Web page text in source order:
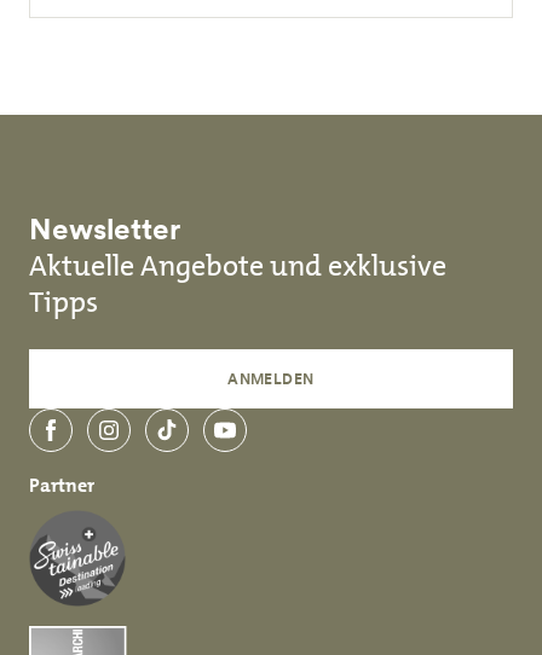
Newsletter
Aktuelle Angebote und exklusive
Tipps
ANMELDEN
FacebookInstagramTikTokYouTube
Partner